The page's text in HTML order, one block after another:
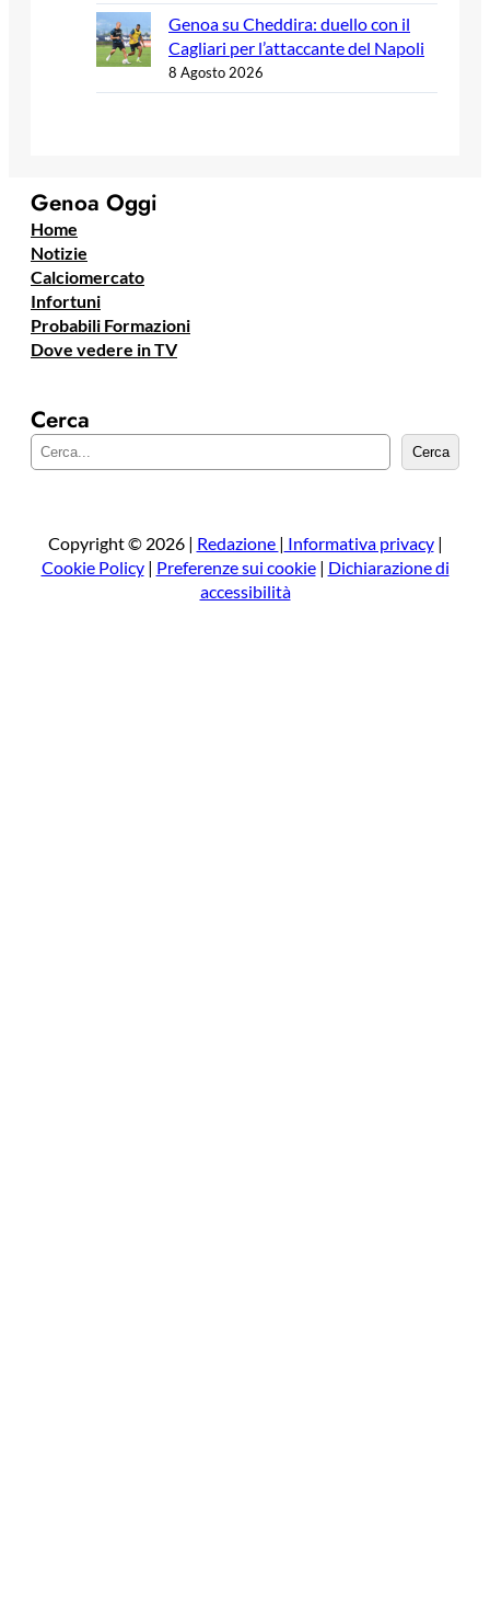
Genoa su Cheddira: duello con il
Cagliari per l’attaccante del Napoli
8 Agosto 2026
Genoa Oggi
Home
Notizie
Calciomercato
Infortuni
Probabili Formazioni
Dove vedere in TV
Cerca
e
a
Cerca
Copyright © 2026 | Redazione | Informativa privacy|
Cookie Policy| Preferenze sui cookie| Dichiarazione di
accessibilità